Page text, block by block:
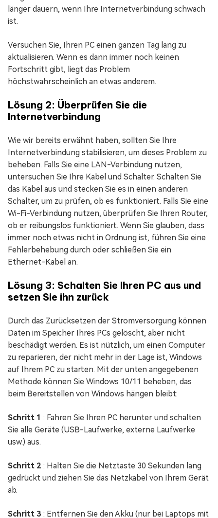
länger dauern, wenn Ihre Internetverbindung schwach
ist.
Versuchen Sie, Ihren PC einen ganzen Tag lang zu
aktualisieren. Wenn es dann immer noch keinen
Fortschritt gibt, liegt das Problem
höchstwahrscheinlich an etwas anderem.
Lösung 2: Überprüfen Sie die
Internetverbindung
Wie wir bereits erwähnt haben, sollten Sie Ihre
Internetverbindung stabilisieren, um dieses Problem zu
beheben. Falls Sie eine LAN-Verbindung nutzen,
untersuchen Sie Ihre Kabel und Schalter. Schalten Sie
das Kabel aus und stecken Sie es in einen anderen
Schalter, um zu prüfen, ob es funktioniert. Falls Sie eine
Wi-Fi-Verbindung nutzen, überprüfen Sie Ihren Router,
ob er reibungslos funktioniert. Wenn Sie glauben, dass
immer noch etwas nicht in Ordnung ist, führen Sie eine
Fehlerbehebung durch oder schließen Sie ein
Ethernet-Kabel an.
​Lösung 3: Schalten Sie Ihren PC aus und
setzen Sie ihn zurück
Durch das Zurücksetzen der Stromversorgung können
Daten im Speicher Ihres PCs gelöscht, aber nicht
beschädigt werden. Es ist nützlich, um einen Computer
zu reparieren, der nicht mehr in der Lage ist, Windows
auf Ihrem PC zu starten. Mit der unten angegebenen
Methode können Sie Windows 10/11 beheben, das
beim Bereitstellen von Windows hängen bleibt:
Schritt 1 : Fahren Sie Ihren PC herunter und schalten
Sie alle Geräte (USB-Laufwerke, externe Laufwerke
usw.) aus.
Schritt 2 : Halten Sie die Netztaste 30 Sekunden lang
gedrückt und ziehen Sie das Netzkabel von Ihrem Gerät
ab.
Schritt 3 : Entfernen Sie den Akku (nur bei Laptops mit